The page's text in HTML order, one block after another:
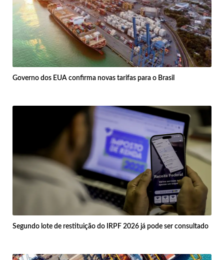
Governo dos EUA confirma novas tarifas para o Brasil
Segundo lote de restituição do IRPF 2026 já pode ser consultado